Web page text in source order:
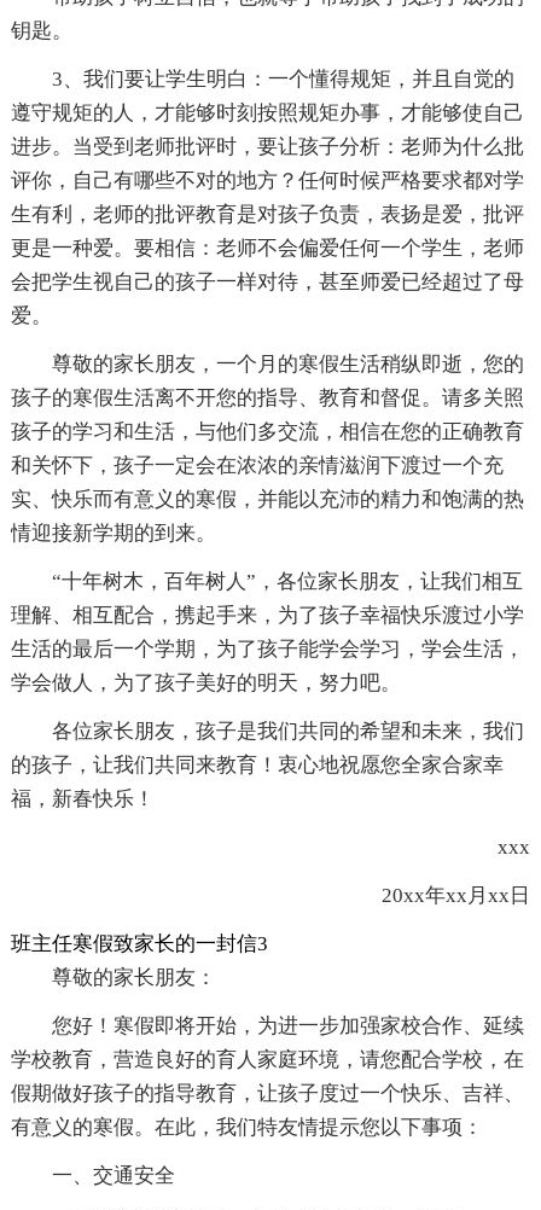
钥匙。
3、我们要让学生明白：一个懂得规矩，并且自觉的
遵守规矩的人，才能够时刻按照规矩办事，才能够使自己
进步。当受到老师批评时，要让孩子分析：老师为什么批
评你，自己有哪些不对的地方？任何时候严格要求都对学
生有利，老师的批评教育是对孩子负责，表扬是爱，批评
更是一种爱。要相信：老师不会偏爱任何一个学生，老师
会把学生视自己的孩子一样对待，甚至师爱已经超过了母
爱。
尊敬的家长朋友，一个月的寒假生活稍纵即逝，您的
孩子的寒假生活离不开您的指导、教育和督促。请多关照
孩子的学习和生活，与他们多交流，相信在您的正确教育
和关怀下，孩子一定会在浓浓的亲情滋润下渡过一个充
实、快乐而有意义的寒假，并能以充沛的精力和饱满的热
情迎接新学期的到来。
“十年树木，百年树人”，各位家长朋友，让我们相互
理解、相互配合，携起手来，为了孩子幸福快乐渡过小学
生活的最后一个学期，为了孩子能学会学习，学会生活，
学会做人，为了孩子美好的明天，努力吧。
各位家长朋友，孩子是我们共同的希望和未来，我们
的孩子，让我们共同来教育！衷心地祝愿您全家合家幸
福，新春快乐！
xxx
20xx年xx月xx日
班主任寒假致家长的一封信3
尊敬的家长朋友：
您好！寒假即将开始，为进一步加强家校合作、延续
学校教育，营造良好的育人家庭环境，请您配合学校，在
假期做好孩子的指导教育，让孩子度过一个快乐、吉祥、
有意义的寒假。在此，我们特友情提示您以下事项：
一、交通安全